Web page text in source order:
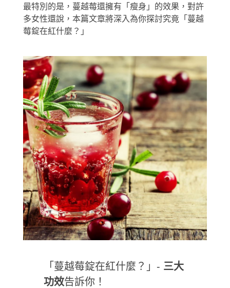
最特別的是，蔓越莓還擁有「瘦身」的效果，對許
多女性還說，本篇文章將深入為你探討究竟「蔓越
莓錠在紅什麼？」
「蔓越莓錠在紅什麼？」- 三大
功效告訴你！